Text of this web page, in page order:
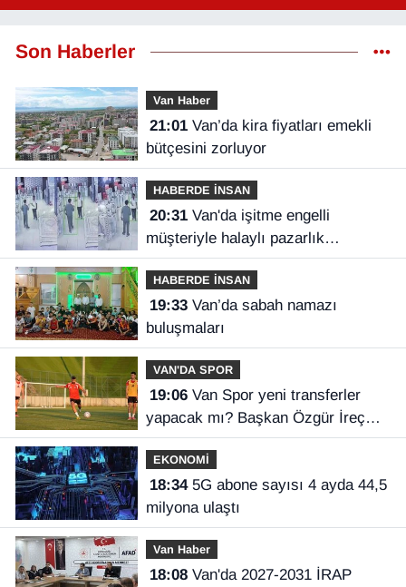
Son Haberler
Van Haber
21:01Van’da kira fiyatları emekli
bütçesini zorluyor
HABERDE İNSAN
20:31Van'da işitme engelli
müşteriyle halaylı pazarlık
gülümsetti
HABERDE İNSAN
19:33Van’da sabah namazı
buluşmaları
VAN'DA SPOR
19:06Van Spor yeni transferler
yapacak mı? Başkan Özgür İreç
İlhan açıkladı
EKONOMİ
18:345G abone sayısı 4 ayda 44,5
milyona ulaştı
Van Haber
18:08Van'da 2027-2031 İRAP